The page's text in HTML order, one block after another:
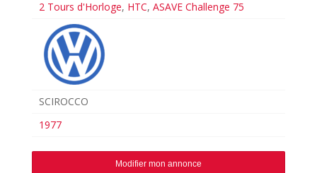
2 Tours d'Horloge, HTC,ASAVE Challenge 75
SCIROCCO
1977
Modifier mon annonce